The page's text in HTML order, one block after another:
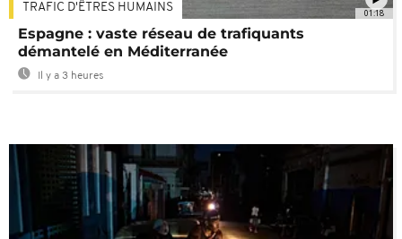
01:18
TRAFIC D'ÊTRES HUMAINS
Espagne : vaste réseau de trafiquants
démantelé en Méditerranée
Il y a 3 heures